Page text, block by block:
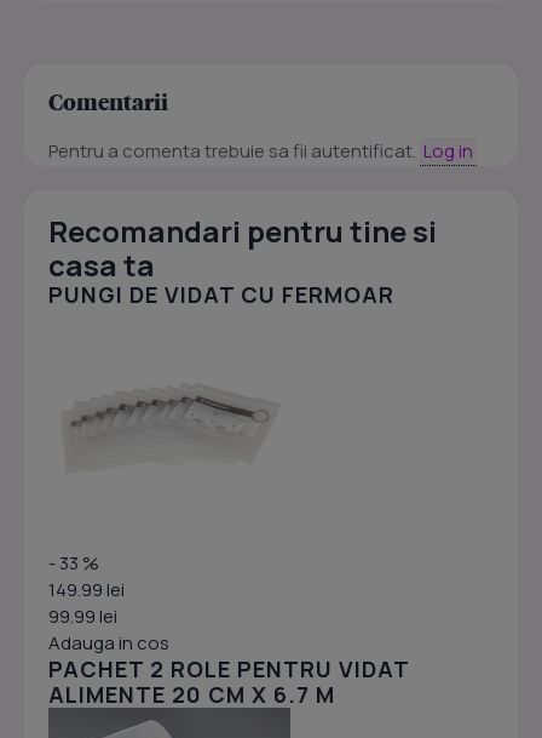
Comentarii
Pentru a comenta trebuie sa fii autentificat. Log in
Recomandari pentru tine si
casa ta
PUNGI DE VIDAT CU FERMOAR
- 33 %
149.99 lei
99.99 lei
Adauga in cos
PACHET 2 ROLE PENTRU VIDAT
ALIMENTE 20 CM X 6.7 M